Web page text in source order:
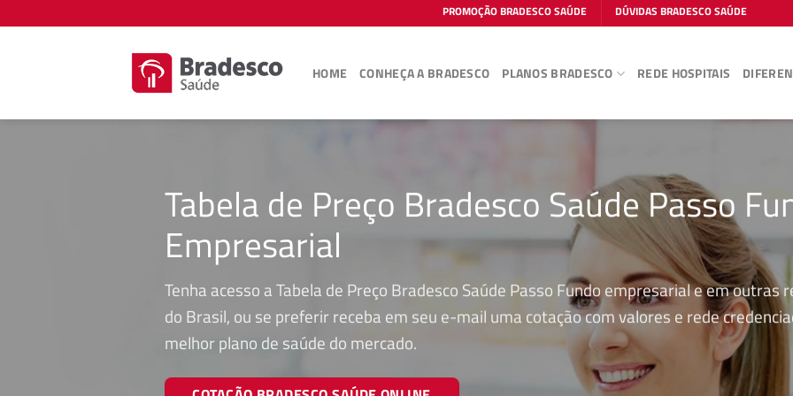
to
PROMOÇÃO BRADESCO SAÚDE DÚVIDAS BRADESCO SAÚDE
HOME CONHEÇA A BRADESCO PLANOS BRADESCO REDE HOSPITAIS
Tabela de Preço Bradesco Saúde Passo
Empresarial
Tenha acesso a Tabela de Preço Bradesco Saúde Passo Fundo empresarial e em outras
do Brasil, ou se preferir receba em seu e-mail uma cotação com valores e rede
melhor plano de saúde do mercado.